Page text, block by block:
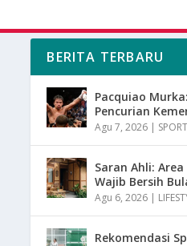
BERITA TERBARU
Pacquiao
Pencurian
Agu 7, 2026 | SPORT
Saran Ahli:
Wajib Bersih
Agu 6, 2026 |
Rekomendasi